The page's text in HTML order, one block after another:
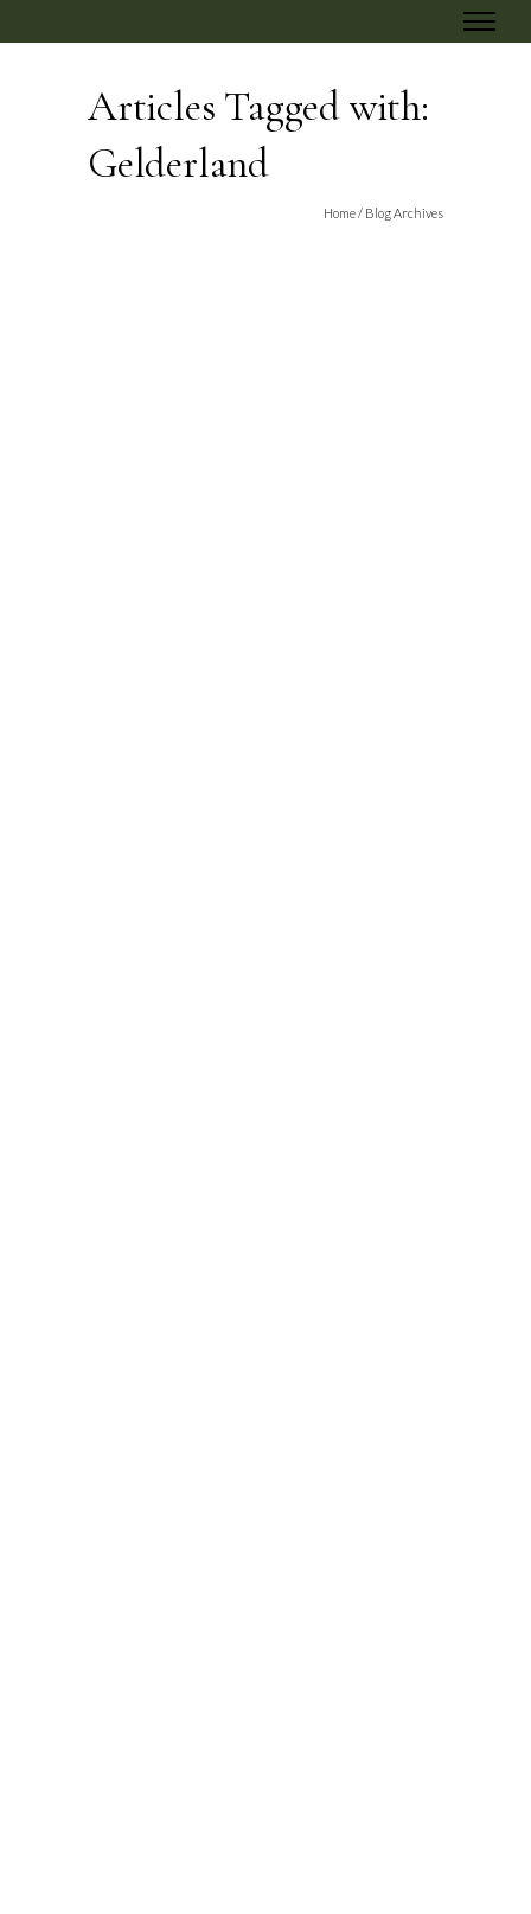
Articles Tagged with:
Gelderland
Home/ Blog Archives